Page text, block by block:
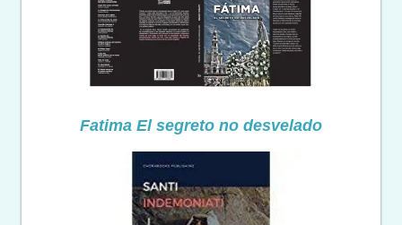
Fatima El segreto no desvelado